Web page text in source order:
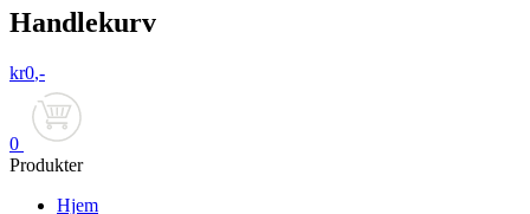
Handlekurv
kr0,-
0
Produkter
Hjem